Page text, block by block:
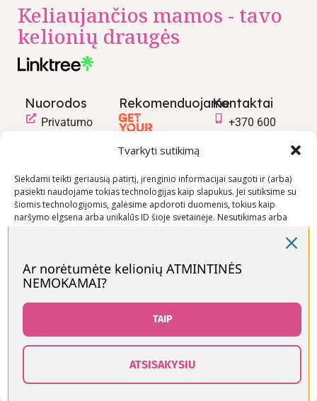
Tvarkyti sutikimą
Siekdami teikti geriausią patirtį, įrenginio informacijai saugoti ir (arba)
pasiekti naudojame tokias technologijas kaip slapukus. Jei sutiksime su
šiomis technologijomis, galėsime apdoroti duomenis, tokius kaip
naršymo elgsena arba unikalūs ID šioje svetainėje. Nesutikimas arba
Neigti
Peržiūrėti nuostatas
Keliaujančios mamos - tavo
kelionių draugės
Nuorodos
Privatumo
pirkimo –
pardavimo
taisyklės
sąlygos
RekomenduojameKontaktai
+370 600
Visos teisės saugomos © Keliaujančios Mamos 2026
Ar norėtumėte kelionių ATMINTINĖS
NEMOKAMAI?
TAIP
ATSISAKYSIU